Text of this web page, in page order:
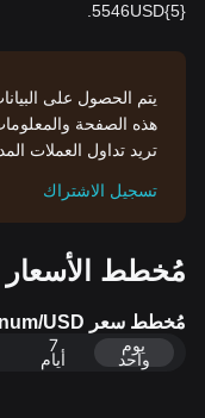
{5}5546USD.
يتم الحصول على
هذه الصفحة
تريد تداول العملات
تسجيل الاشتراك
مُخطط الأسعار
مُخطط سعر Ageio Stagnum/USD المباشر (AGT/USD)
يوم
واحد
7
أيام